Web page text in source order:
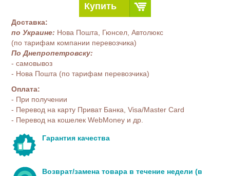
Купить
Доставка:
по Украине: Нова Пошта, Гюнсел, Автолюкс
(по тарифам компании перевозчика)
По Днепропетровску:
- самовывоз
- Нова Пошта (по тарифам перевозчика)
Оплата:
- При получении
- Перевод на карту Приват Банка, Visa/Master Card
- Перевод на кошелек WebMoney и др.
Гарантия качества
Возврат/замена товара в течение недели (в